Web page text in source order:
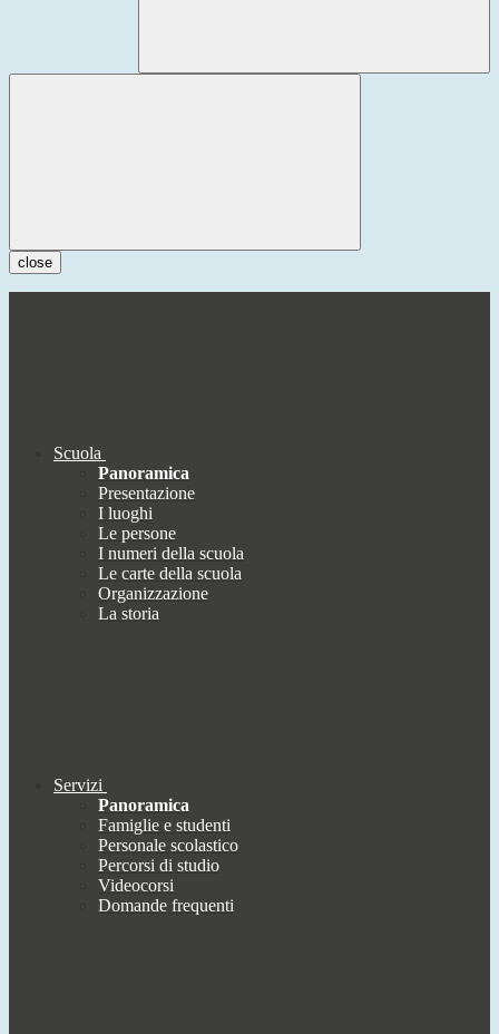
close
Scuola
Panoramica
Presentazione
I luoghi
Le persone
I numeri della scuola
Le carte della scuola
Organizzazione
La storia
Servizi
Panoramica
Famiglie e studenti
Personale scolastico
Percorsi di studio
Videocorsi
Domande frequenti